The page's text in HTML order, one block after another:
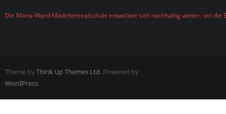
Die Maria-Ward-Mädchenrealschule entwickelt sich nachhaltig weiter, um die
Theme by Think Up Themes Ltd. Powered by
WordPress.